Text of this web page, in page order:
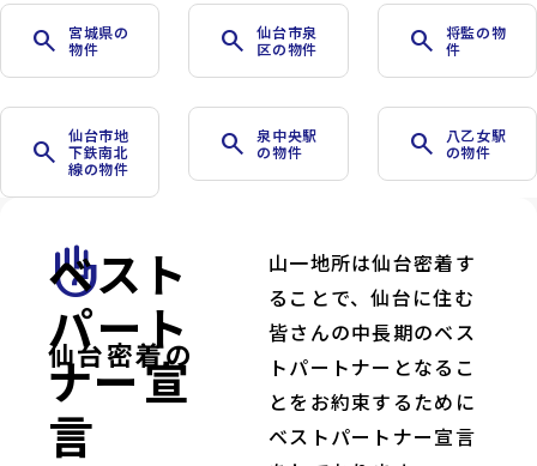
search
宮城県の
物件
search
仙台市泉
区の物件
search
将監の物
件
search
仙台市地
下鉄南北
線の物件
search
泉中央駅
の物件
search
八乙女駅
の物件
front_hand
仙台密着の
ベスト
パート
ナー宣
言
山一地所は仙台密着す
ることで、仙台に住む
皆さんの中長期のベス
トパートナーとなるこ
とをお約束するために
ベストパートナー宣言